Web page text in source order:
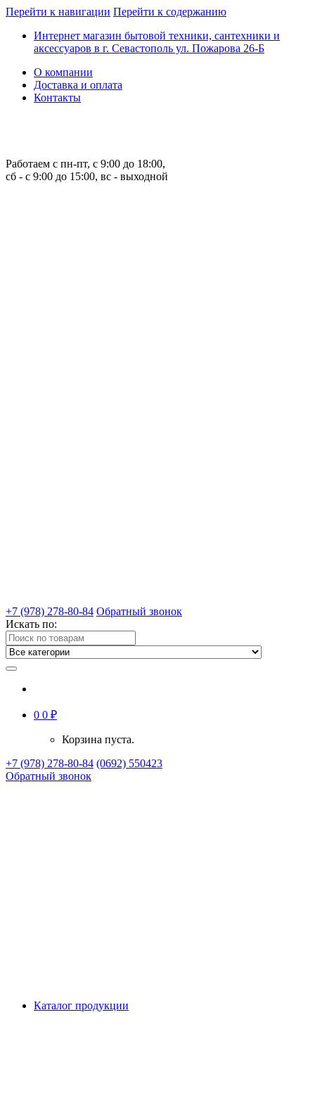
Перейти к навигации Перейти к содержанию
Интернет магазин бытовой техники, сантехники и
аксессуаров в г. Севастополь ул. Пожарова 26-Б
О компании
Доставка и оплата
Контакты
Работаем с пн-пт, с 9:00 до 18:00,
сб - с 9:00 до 15:00, вс - выходной
+7 (978) 278-80-84 Обратный звонок
Искать по:
0 0 ₽
Корзина пуста.
+7 (978) 278-80-84 (0692) 550423
Обратный звонок
Каталог продукции